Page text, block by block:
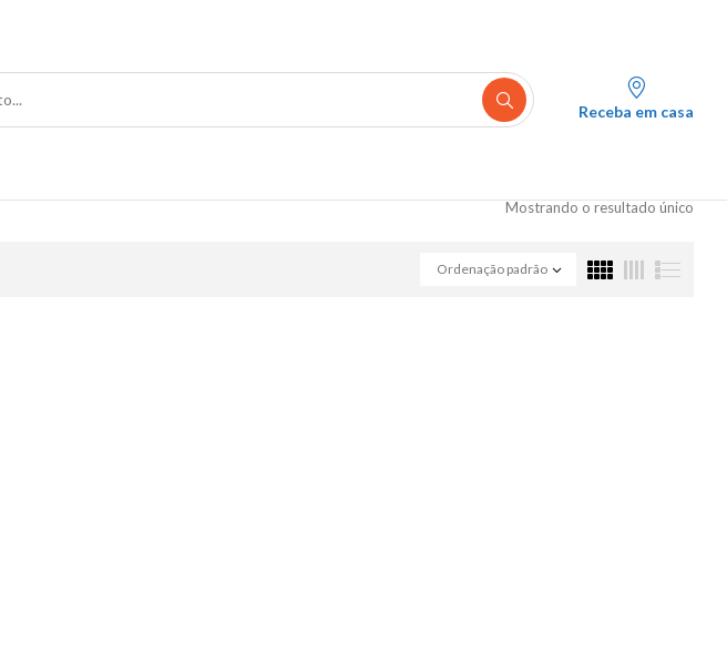
Receba em casa
Mostrando o resultado único
Ordenação padrão